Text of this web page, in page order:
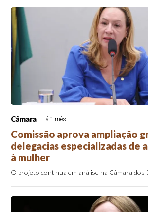
Câmara Há 1 mês
Comissão aprova ampliação
delegacias especializadas de
à mulher
O projeto continua em análise na Câmara dos